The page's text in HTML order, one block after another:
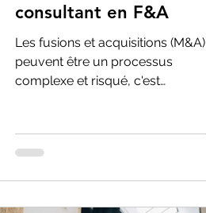
consultant en F&A
Les fusions et acquisitions (M&A)
peuvent être un processus
complexe et risqué, c'est